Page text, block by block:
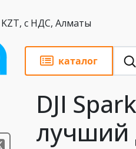
KZT, с НДС, Алматы
каталог
DJI
лучший